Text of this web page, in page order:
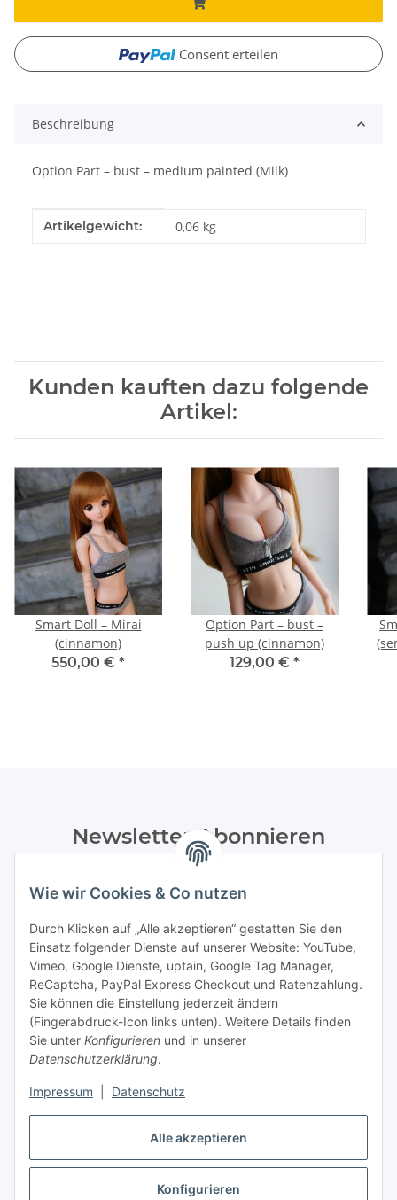
Alle akzeptieren
Konfigurieren
Wie wir Cookies & Co nutzen
Durch Klicken auf „Alle akzeptieren“ gestatten Sie den
Einsatz folgender Dienste auf unserer Website: YouTube,
Vimeo, Google Dienste, uptain, Google Tag Manager,
ReCaptcha, PayPal Express Checkout und Ratenzahlung.
Sie können die Einstellung jederzeit ändern
(Fingerabdruck-Icon links unten). Weitere Details finden
Sie unter Konfigurieren und in unserer
Datenschutzerklärung.
Impressum Datenschutz
Consent erteilen
Beschreibung
Option Part – bust – medium painted (Milk)
Produkteigenschaft
Wert
Artikelgewicht: 0,06 kg
Kunden kauften dazu folgende
Artikel:
Smart Doll – Mirai
(cinnamon)
550,00 € *
Option Part – bust –
push up (cinnamon)
129,00 € *
Newsletter Abonnieren
Bitte senden Sie mir entsprechend Ihrer
Datenschutzerklärungregelmäßig und jederzeit widerruflich
Abonnieren
Newsletter Abonnieren
Informationen
Gesetzliche Informationen
Bestellung widerrufen